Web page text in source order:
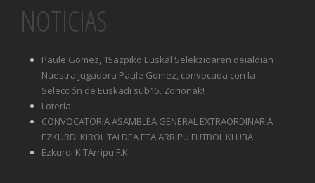
NOTICIAS
Paule Gomez, 15azpiko Euskal Selekzioaren deialdian
Nuestra jugadora Paule Gomez, convocada con la
Selección de Euskadi sub15. Zorionak!
Lotería
CONVOCATORIA ASAMBLEA GENERAL EXTRAORDINARIA
EZKURDI KIROL TALDEA ETA ARRIPU FUTBOL KLUBA
Ezkurdi K.TArripu F.K